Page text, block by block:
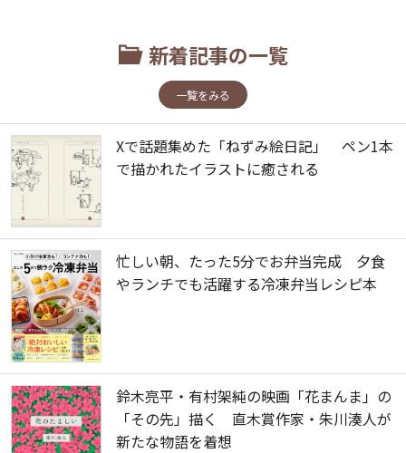
新着記事の一覧
一覧をみる
Xで話題集めた「ねずみ絵日記」 ペン1本
で描かれたイラストに癒される
忙しい朝、たった5分でお弁当完成 夕食
やランチでも活躍する冷凍弁当レシピ本
鈴木亮平・有村架純の映画「花まんま」の
「その先」描く 直木賞作家・朱川湊人が
新たな物語を着想